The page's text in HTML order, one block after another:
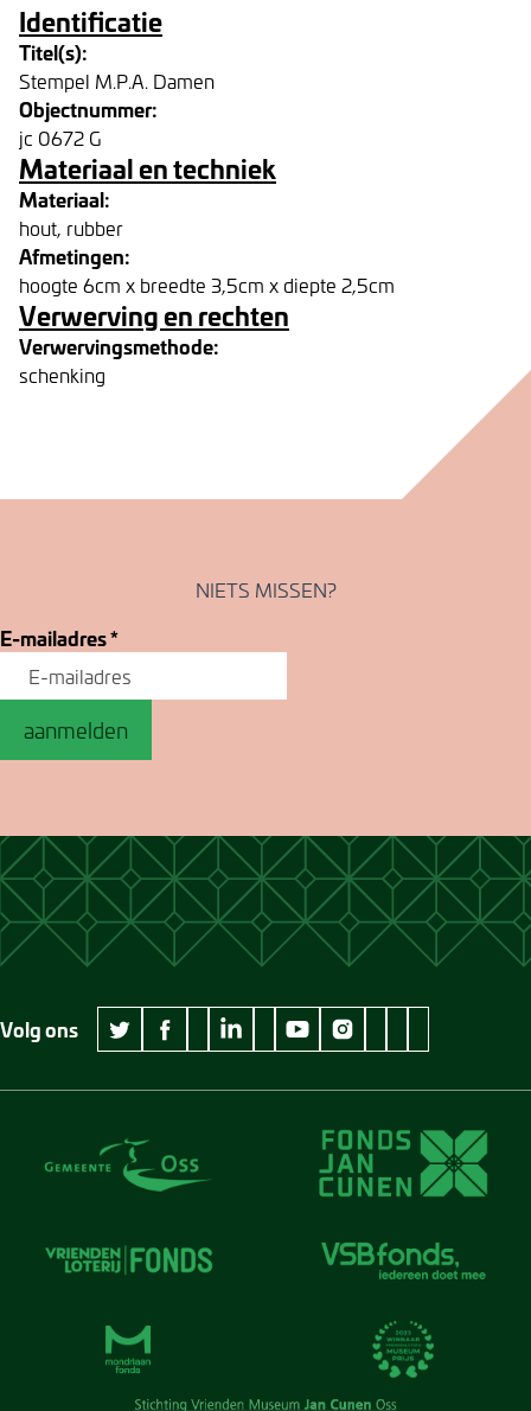
Identificatie
Titel(s):
Stempel M.P.A. Damen
Objectnummer:
jc 0672 G
Materiaal en techniek
Materiaal:
hout, rubber
Afmetingen:
hoogte 6cm x breedte 3,5cm x diepte 2,5cm
Verwerving en rechten
Verwervingsmethode:
schenking
NIETS MISSEN?
E-mailadres*
aanmelden
Volg ons
twitter Museum Jan Cunen
facebook Museum Jan Cunen
wikipedia Museum Jan Cunen
linkedin Museum Jan Cunen
googleplus Museum Jan Cunen
youtube Museum Jan Cunen
instagram Museum